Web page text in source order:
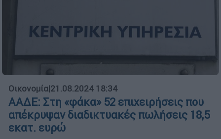
Οικονομία|21.08.2024 18:34
ΑΑΔΕ: Στη «φάκα» 52 επιχειρήσεις που
απέκρυψαν διαδικτυακές πωλήσεις 18,5
εκατ. ευρώ